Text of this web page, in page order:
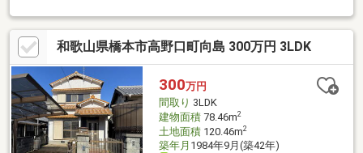
敷地ではドッグランやガーデニング、家庭菜園など多彩な使い方
が可能。駐車スペースも複数台確保でき、来客時やお仕事用にも
便利です。自然を感じる住環境ながら生活利便施設も整うバラン
スの良さが魅力。この広さ・立地条件はなかなか出ないため、少
しでも気になる方はお早めにお問い合わせください。
和歌山県橋本市高野口町向島 300万円 3LDK
300万円
間取り 3LDK
建物面積78.46m2
土地面積120.46m2
築年月 1984年9月(築42年)